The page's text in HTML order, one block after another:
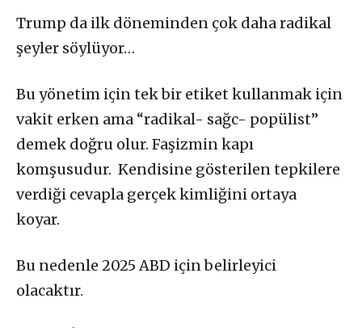
Trump da ilk döneminden çok daha radikal
şeyler söylüyor…
Bu yönetim için tek bir etiket kullanmak için
vakit erken ama “radikal- sağc- popülist”
demek doğru olur. Faşizmin kapı
komşusudur. Kendisine gösterilen tepkilere
verdiği cevapla gerçek kimliğini ortaya
koyar.
Bu nedenle 2025 ABD için belirleyici
olacaktır.